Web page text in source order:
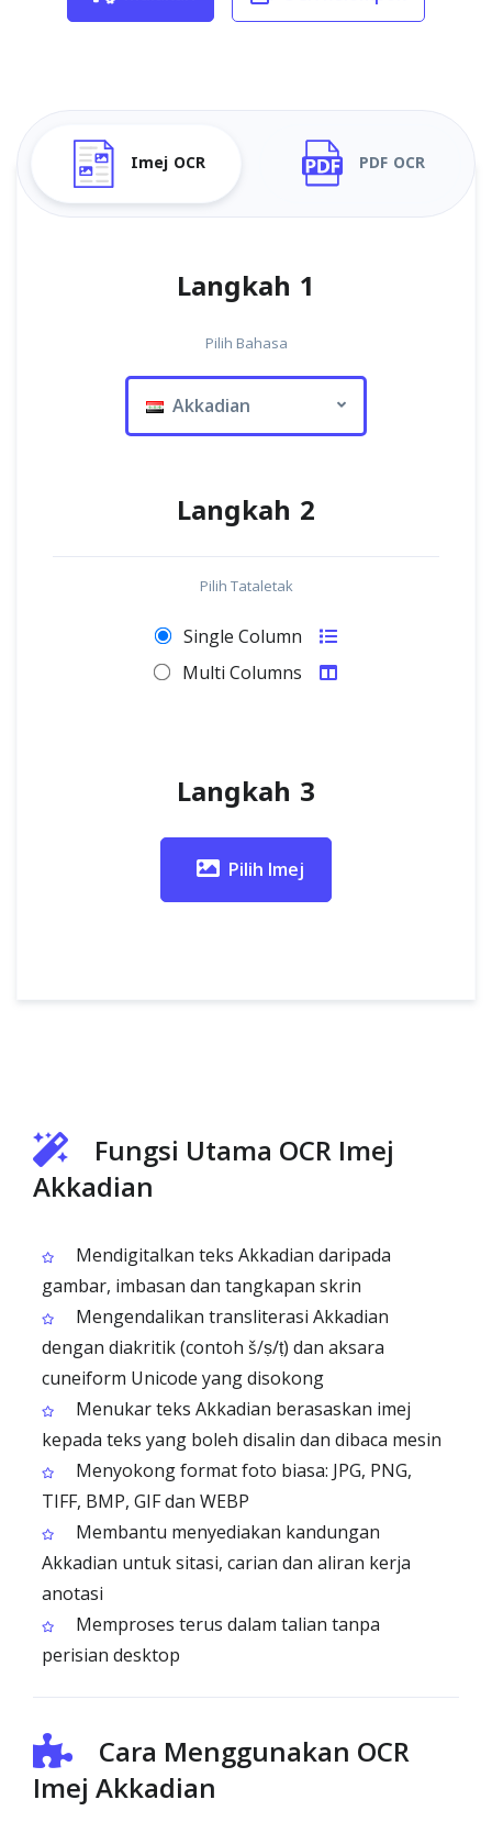
Imej OCR PDF OCR
Langkah 1
Pilih Bahasa
Akkadian
Langkah 2
Pilih Tataletak
Single Column
Multi Columns
Langkah 3
Pilih Imej
Fungsi Utama OCR Imej
Akkadian
Mendigitalkan teks Akkadian daripada
gambar, imbasan dan tangkapan skrin
Mengendalikan transliterasi Akkadian
dengan diakritik (contoh š/ṣ/ṭ) dan aksara
cuneiform Unicode yang disokong
Menukar teks Akkadian berasaskan imej
kepada teks yang boleh disalin dan dibaca mesin
Menyokong format foto biasa: JPG, PNG,
TIFF, BMP, GIF dan WEBP
Membantu menyediakan kandungan
Akkadian untuk sitasi, carian dan aliran kerja
anotasi
Memproses terus dalam talian tanpa
perisian desktop
Cara Menggunakan OCR
Imej Akkadian